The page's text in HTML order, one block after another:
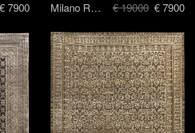
€ 7900 Milano Radi Raved - 250 x 300 cm € 19000 € 7900